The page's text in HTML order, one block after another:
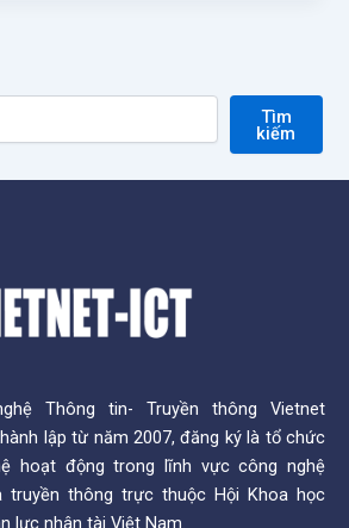
Tìm
kiếm
Thông tin- Truyền thông Vietnet
lập từ năm 2007, đăng ký là tổ chức
hoạt động trong lĩnh vực công nghệ
truyền thông trực thuộc Hội Khoa học
lực nhân tài Việt Nam.